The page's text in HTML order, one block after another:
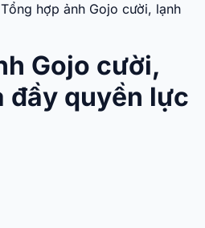
Tổng hợp ảnh Gojo cười, lạnh
Gojo cười,
đầy quyền lực